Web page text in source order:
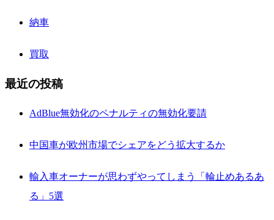
納車
買取
最近の投稿
AdBlue無効化のペナルティの無効化要請
中国車が欧州市場でシェアをどう拡大するか
輸入車オーナーが思わずやってしまう「輪止めあるあ
る」5選